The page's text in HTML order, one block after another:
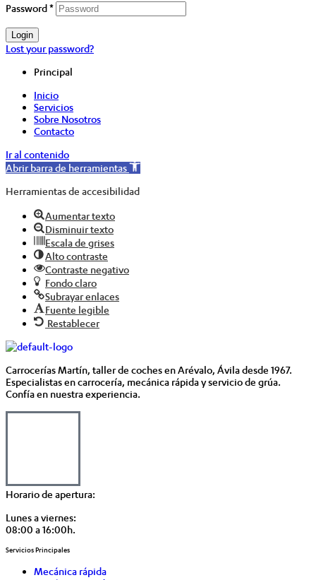
Password*
Login
Lost your password?
Principal
Inicio
Servicios
Sobre Nosotros
Contacto
Ir al contenido
Abrir barra de herramientas
Herramientas de accesibilidad
Aumentar texto
Disminuir texto
Escala de grises
Alto contraste
Contraste negativo
Fondo claro
Subrayar enlaces
Fuente legible
Restablecer
Carrocerías Martín, taller de coches en Arévalo, Ávila desde 1967.
Especialistas en carrocería, mecánica rápida y servicio de grúa.
Confía en nuestra experiencia.
Horario de apertura:
Lunes a viernes:
08:00 a 16:00h.
Servicios Principales
Mecánica rápida